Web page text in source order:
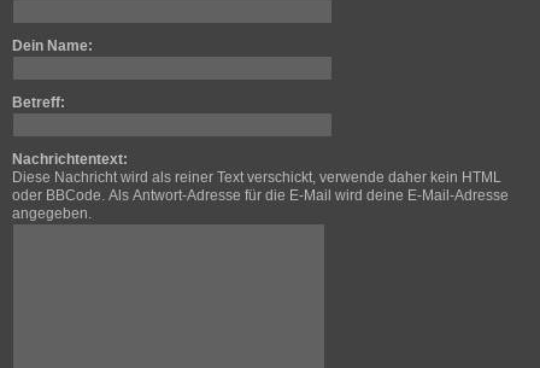
Dein Name:
Betreff:
Nachrichtentext:
Diese Nachricht wird als reiner Text verschickt, verwende daher kein HTML
oder BBCode. Als Antwort-Adresse für die E-Mail wird deine E-Mail-Adresse
angegeben.